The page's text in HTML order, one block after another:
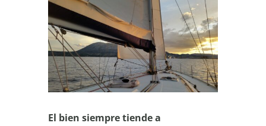
El bien siempre tiende a